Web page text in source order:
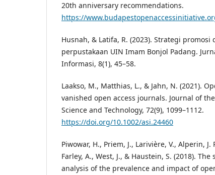
20th anniversary recommendations.
https://
Husnah, & Latifa, R. (2023). Strategi
perpustakaan UIN Imam Bonjol Padang.
Informasi, 8(1), 45–58.
Laakso, M., Matthias, L., & Jahn, N. (2021).
vanished open access journals. Journal of
Science and Technology, 72(9), 1099–1112.
https://doi.org/10.1002/asi.24460
Piwowar, H., Priem, J., Larivière, V., Alperin,
Farley, A., West, J., & Haustein, S. (2018).
analysis of the prevalence and impact of